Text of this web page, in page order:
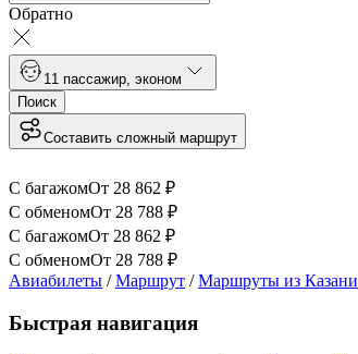
Обратно
1 1 пассажир эконом
Поиск
Составить сложный маршрут
С багажомОт 28 862 ₽
С обменомОт 28 788 ₽
С багажомОт 28 862 ₽
С обменомОт 28 788 ₽
Авиабилеты /Маршрут /Маршруты из Казани
Быстрая навигация